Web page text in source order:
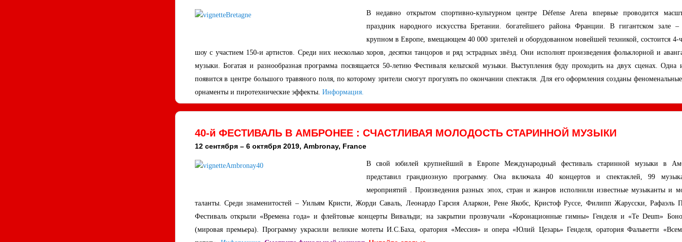
В недавно открытом спортивно-культурном центре Défense Arena впервые проводится
праздник народного искусства Бретании. богатейшего района Франции. В гигантском зале
крупном в Европе, вмещающем 40 000 зрителей и оборудованном новейшей техникой, состоится 4-
шоу с участием 150-и артистов. Среди них несколько хоров, десятки танцоров и ряд эстрадных звёзд. Они исполнят произведения фольклорной и
музыки. Богатая и разнообразная программа посвящается 50-летию Фестиваля кельтской музыки. Выступления буду проходить на двух сценах. Одна
появится в центре большого травяного поля, по которому зрители смогут прогулять по окончании спектакля. Для его оформления созданы
орнаменты и пиротехнические эффекты. Информация.
40-й ФЕСТИВАЛЬ В АМБРОНЕЕ : СЧАСТЛИВАЯ МОЛОДОСТЬ СТАРИННОЙ МУЗЫКИ
12 сентября – 6 октября 2019, Ambronay, France
В свой юбилей крупнейший в Европе Международный фестиваль старинной музыки в
представил грандиозную программу. Она включала 40 концертов и спектаклей, 99
мероприятий . Произведения разных эпох, стран и жанров исполнили известные музыканты и
таланты. Среди знаменитостей – Уильям Кристи, Жорди Саваль, Леонардо Гарсия Аларкон, Рене Якобс, Кристоф Руссе, Филипп Жарусски, Рафаэль
Фестиваль открыли «Времена года» и флейтовые концерты Вивальди; на закрытии прозвучали «Коронационные гимны» Генделя и «Te Deum»
(мировая премьера). Программу украсили великие мотеты И.С.Баха, оратория «Мессия» и опера «Юлий Цезарь» Генделя, оратория Фальветти